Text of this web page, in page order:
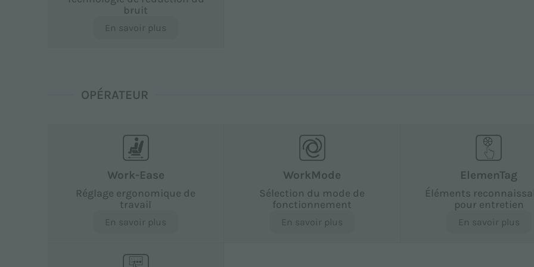
bruit
En savoir plus
OPÉRATEUR
Work-Ease
Réglage ergonomique de
travail
En savoir plus
WorkMode
Sélection du mode de
fonctionnement
En savoir plus
ElemenTag
Éléments
pour entretien
En savoir plus